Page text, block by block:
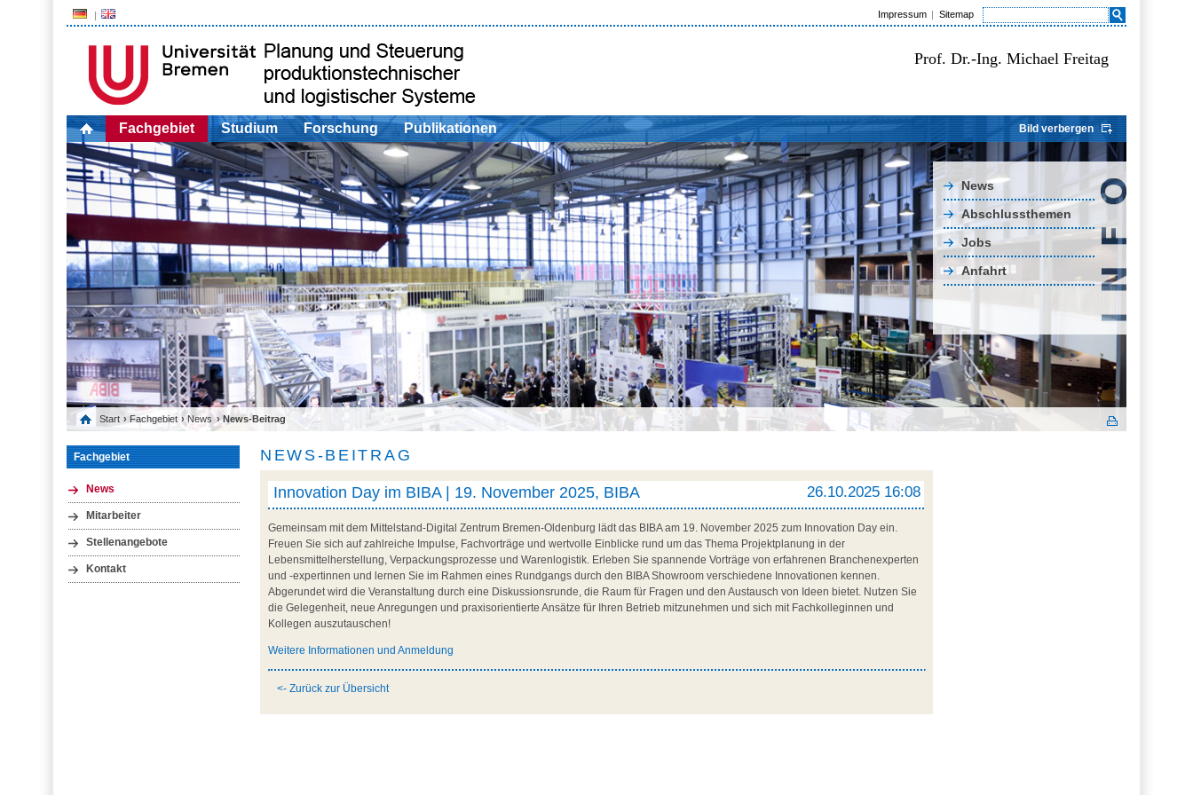
Impressum Sitemap
Prof. Dr.-Ing. Michael Freitag
Fachgebiet Studium Forschung Publikationen Bild verbergen
News
Abschlussthemen
Jobs
Anfahrt
Start › Fachgebiet ›News › News-Beitrag
Fachgebiet
News
Mitarbeiter
Stellenangebote
Kontakt
NEWS-BEITRAG
26.10.2025 16:08
Innovation Day im BIBA | 19. November 2025, BIBA
Gemeinsam mit dem Mittelstand-Digital Zentrum Bremen-Oldenburg lädt das BIBA am 19. November 2025 zum Innovation Day ein.
Freuen Sie sich auf zahlreiche Impulse, Fachvorträge und wertvolle Einblicke rund um das Thema Projektplanung in der
Lebensmittelherstellung, Verpackungsprozesse und Warenlogistik. Erleben Sie spannende Vorträge von erfahrenen Branchenexperten
und -expertinnen und lernen Sie im Rahmen eines Rundgangs durch den BIBA Showroom verschiedene Innovationen kennen.
Abgerundet wird die Veranstaltung durch eine Diskussionsrunde, die Raum für Fragen und den Austausch von Ideen bietet. Nutzen Sie
die Gelegenheit, neue Anregungen und praxisorientierte Ansätze für Ihren Betrieb mitzunehmen und sich mit Fachkolleginnen und
Kollegen auszutauschen!
Weitere Informationen und Anmeldung
<- Zurück zur Übersicht